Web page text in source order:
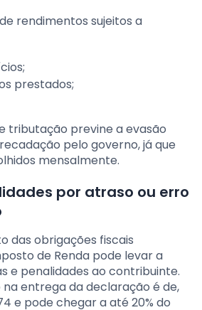
rendimentos sujeitos a
prestados;
tributação previne a evasão
pelo governo, já que
mensalmente.
por atraso ou erro
das obrigações fiscais
de Renda pode levar a
e penalidades ao contribuinte.
entrega da declaração é de,
e pode chegar a até 20% do